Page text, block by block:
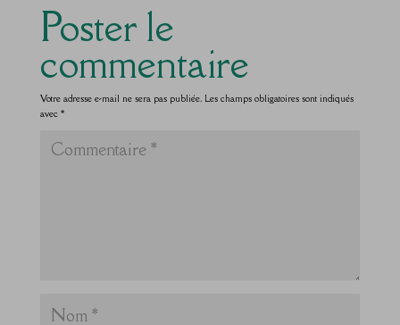
Poster le
commentaire
Votre adresse e-mail ne sera pas publiée. Les champs obligatoires sont indiqués
avec *